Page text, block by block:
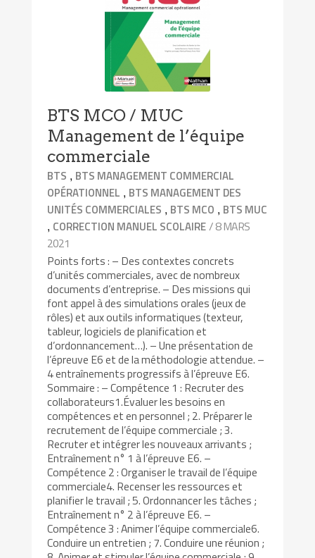
BTS MCO / MUC
Management de l’équipe
commerciale
BTS , BTS MANAGEMENT COMMERCIAL
OPÉRATIONNEL , BTS MANAGEMENT DES
UNITÉS COMMERCIALES , BTS MCO , BTS MUC
, CORRECTION MANUEL SCOLAIRE/ 8 MARS
2021
Points forts : – Des contextes concrets
d’unités commerciales, avec de nombreux
documents d’entreprise. – Des missions qui
font appel à des simulations orales (jeux de
rôles) et aux outils informatiques (texteur,
tableur, logiciels de planification et
d’ordonnancement…). – Une présentation de
l’épreuve E6 et de la méthodologie attendue. –
4 entraînements progressifs à l’épreuve E6.
Sommaire : – Compétence 1 : Recruter des
collaborateurs1.Évaluer les besoins en
compétences et en personnel ; 2. Préparer le
recrutement de l’équipe commerciale ; 3.
Recruter et intégrer les nouveaux arrivants ;
Entraînement n° 1 à l’épreuve E6. –
Compétence 2 : Organiser le travail de l’équipe
commerciale4. Recenser les ressources et
planifier le travail ; 5. Ordonnancer les tâches ;
Entraînement n° 2 à l’épreuve E6. –
Compétence 3 : Animer l’équipe commerciale6.
Conduire un entretien ; 7. Conduire une réunion ;